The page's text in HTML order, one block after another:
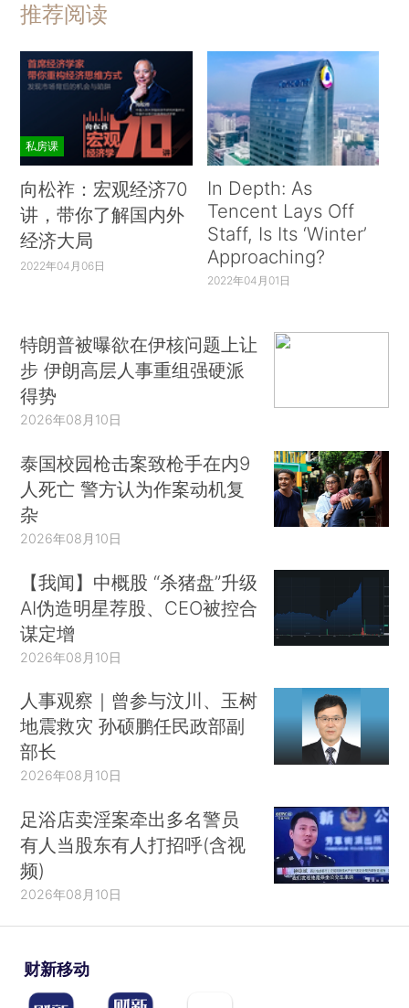
推荐阅读
私房课
向松祚：宏观经济70
讲，带你了解国内外
经济大局
2022年04月06日
In Depth: As
Tencent Lays Off
Staff, Is Its ‘Winter’
Approaching?
2022年04月01日
特朗普被曝欲在伊核问题上让
步 伊朗高层人事重组强硬派
得势
2026年08月10日
泰国校园枪击案致枪手在内9
人死亡 警方认为作案动机复
杂
2026年08月10日
【我闻】中概股 “杀猪盘”升级
AI伪造明星荐股、CEO被控合
谋定增
2026年08月10日
人事观察｜曾参与汶川、玉树
地震救灾 孙硕鹏任民政部副
部长
2026年08月10日
足浴店卖淫案牵出多名警员
有人当股东有人打招呼(含视
频)
2026年08月10日
财新移动